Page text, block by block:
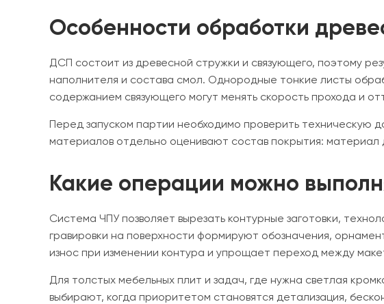
Особенности обработки
ДСП состоит из древесной стружки и связующего, поэтому
наполнителя и состава смол. Однородные тонкие листы
содержанием связующего могут менять скорость прохода и
Перед запуском партии необходимо проверить
материалов отдельно оценивают состав покрытия:
Какие операции можно
Система ЧПУ позволяет вырезать контурные заготовки,
гравировки на поверхности формируют обозначения,
износ при изменении контура и упрощает переход между
Для толстых мебельных плит и задач, где нужна светлая
выбирают, когда приоритетом становятся детализация,